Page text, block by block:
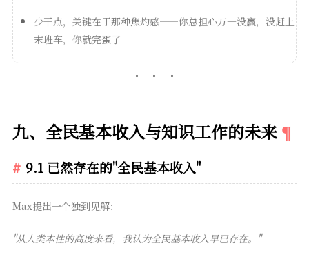
少干点，关键在于那种焦灼感——你总担心万一没赢，没赶上
末班车，你就完蛋了
九、全民基本收入与知识工作的未来
9.1 已然存在的"全民基本收入"
Max提出一个独到见解：
"从人类本性的高度来看，我认为全民基本收入早已存在。"